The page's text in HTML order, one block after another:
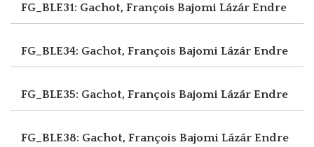
FG_BLE31: Gachot, François Bajomi Lázár Endre
FG_BLE34: Gachot, François Bajomi Lázár Endre
FG_BLE35: Gachot, François Bajomi Lázár Endre
FG_BLE38: Gachot, François Bajomi Lázár Endre